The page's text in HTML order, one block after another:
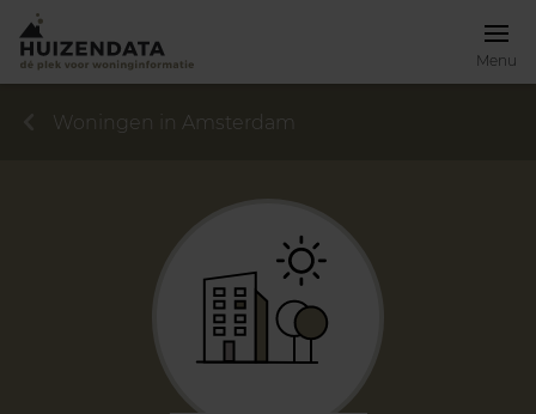
Menu
Woningen in Amsterdam